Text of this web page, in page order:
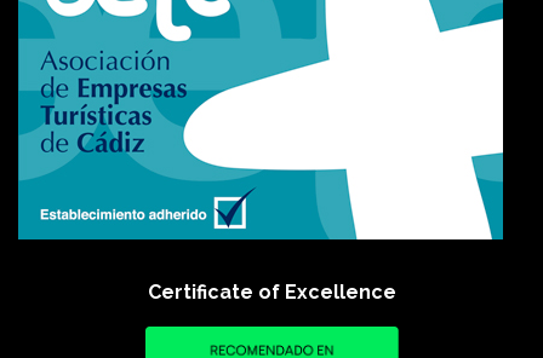
Certificate of Excellence